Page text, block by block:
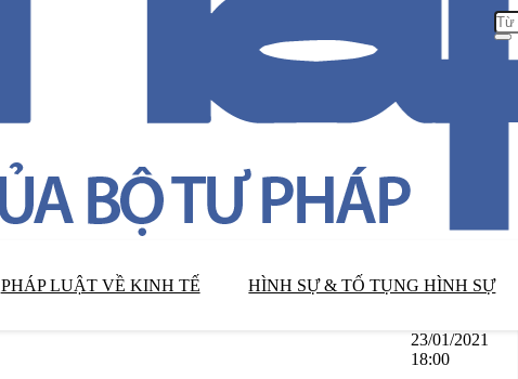
PHÁP LUẬT VỀ KINH TẾ HÌNH SỰ & TỐ TỤNG HÌNH SỰ
23/01/2021
18:00